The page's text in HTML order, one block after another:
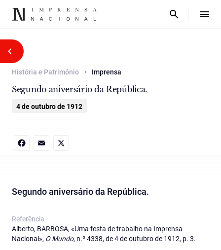
História e Património Imprensa
Segundo aniversário da República.
4 de outubro de 1912
Segundo aniversário da República.
Referência
Alberto, BARBOSA, «Uma festa de trabalho na Imprensa
Nacional», O Mundo, n.º 4338, de 4 de outubro de 1912, p. 3.